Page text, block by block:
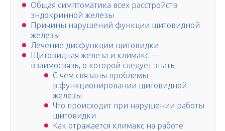
Общая симптоматика всех расстройств
эндокринной железы
Причины нарушений функции щитовидной
железы
Лечение дисфункции щитовидки
Щитовидная железа и климакс —
взаимосвязь, о которой следует знать
С чем связаны проблемы
в функционировании щитовидной
железы
Что происходит при нарушении работы
щитовидки
Как отражается климакс на работе